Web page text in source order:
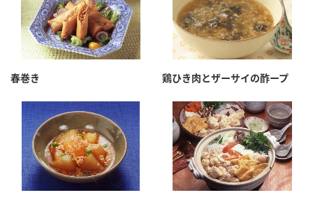
みりん風・料理酒
つゆ たれ
スープ 中華
ブランド・スペシャルサイト トップ
商品ブランドサイト
カンタン酢
お酢ドリンク
味ぽん
ぽん酢
企業情報
ミツカングループについて
企業理念
ミツカンを知る
環境への取り組み
採用情報
春巻き 鶏ひき肉とザーサイの酢ープ